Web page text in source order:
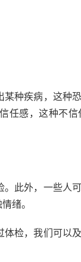
种疾病，这种
任感，这种不
此外，一些人
绪。
检，我们可以